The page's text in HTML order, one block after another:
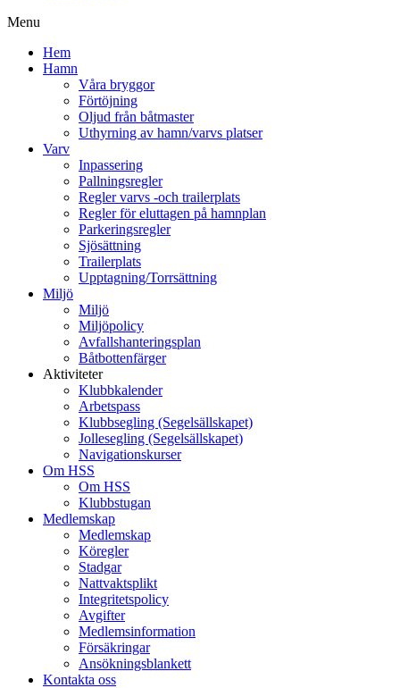
Menu
Hem
Hamn
Våra bryggor
Förtöjning
Oljud från båtmaster
Uthyrning av hamn/varvs platser
Varv
Inpassering
Pallningsregler
Regler varvs -och trailerplats
Regler för eluttagen på hamnplan
Parkeringsregler
Sjösättning
Trailerplats
Upptagning/Torrsättning
Miljö
Miljö
Miljöpolicy
Avfallshanteringsplan
Båtbottenfärger
Aktiviteter
Klubbkalender
Arbetspass
Klubbsegling (Segelsällskapet)
Jollesegling (Segelsällskapet)
Navigationskurser
Om HSS
Om HSS
Klubbstugan
Medlemskap
Medlemskap
Köregler
Stadgar
Nattvaktsplikt
Integritetspolicy
Avgifter
Medlemsinformation
Försäkringar
Ansökningsblankett
Kontakta oss